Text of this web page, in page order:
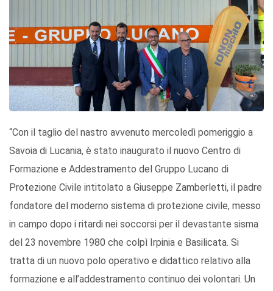
“Con il taglio del nastro avvenuto mercoledì pomeriggio a
Savoia di Lucania, è stato inaugurato il nuovo Centro di
Formazione e Addestramento del Gruppo Lucano di
Protezione Civile intitolato a Giuseppe Zamberletti, il padre
fondatore del moderno sistema di protezione civile, messo
in campo dopo i ritardi nei soccorsi per il devastante sisma
del 23 novembre 1980 che colpì Irpinia e Basilicata. Si
tratta di un nuovo polo operativo e didattico relativo alla
formazione e all’addestramento continuo dei volontari. Un